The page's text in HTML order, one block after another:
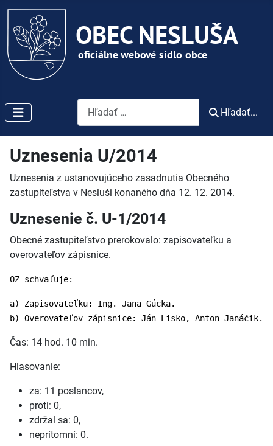
Vyhľadávanie
Hľadať...
Uznesenia U/2014
Uznesenia z ustanovujúceho zasadnutia Obecného
zastupiteľstva v Nesluši konaného dňa 12. 12. 2014.
Uznesenie č. U-1/2014
Obecné zastupiteľstvo prerokovalo: zapisovateľku a
overovateľov zápisnice.
OZ schvaľuje:
a) Zapisovateľku: Ing. Jana Gúcka.
b) Overovateľov zápisnice: Ján Lisko, Anton Janáčik.
Čas: 14 hod. 10 min.
Hlasovanie:
za: 11 poslancov,
proti: 0,
zdržal sa: 0,
neprítomní: 0.